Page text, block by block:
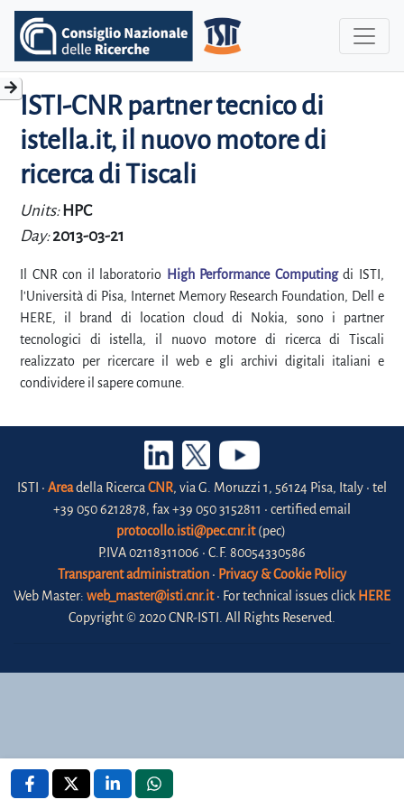
ISTI-CNR partner tecnico di
istella.it, il nuovo motore di
ricerca di Tiscali
Units: HPC
Day:2013-03-21
Il CNR con il laboratorio High Performance Computingdi ISTI,
l'Università di Pisa, Internet Memory Research Foundation, Dell e
HERE, il brand di location cloud di Nokia, sono i partner
tecnologici di istella, il nuovo motore di ricerca di Tiscali
realizzato per ricercare il web e gli archivi digitali italiani e
condividere il sapere comune.
ISTI • Areadella Ricerca CNR, via G. Moruzzi 1, 56124 Pisa, Italy • tel
+39 050 6212878, fax +39 050 3152811 • certified email
protocollo.isti@pec.cnr.it(pec)
P.IVA 02118311006 • C.F. 80054330586
Transparent administration • Privacy & Cookie Policy
Web Master: web_master@isti.cnr.it• For technical issues click HERE
Copyright © 2020 CNR-ISTI. All Rights Reserved.